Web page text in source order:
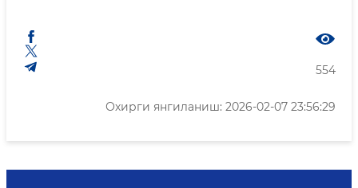
554
Охирги янгиланиш: 2026-02-07 23:56:29